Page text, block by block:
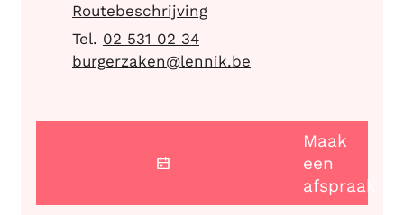
Routebeschrijving
02 531 02 34
E-mailburgerzaken@lennik.be
Maak
een
afspraak